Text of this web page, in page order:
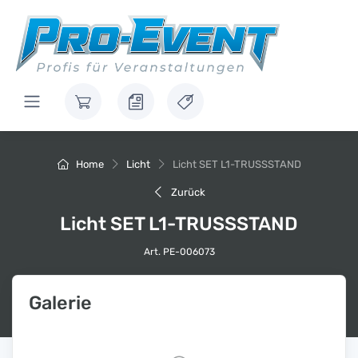
Home Licht Licht SET L1-TRUSSSTAND
Zurück
Licht SET L1-TRUSSSTAND
Art. PE-006073
Galerie